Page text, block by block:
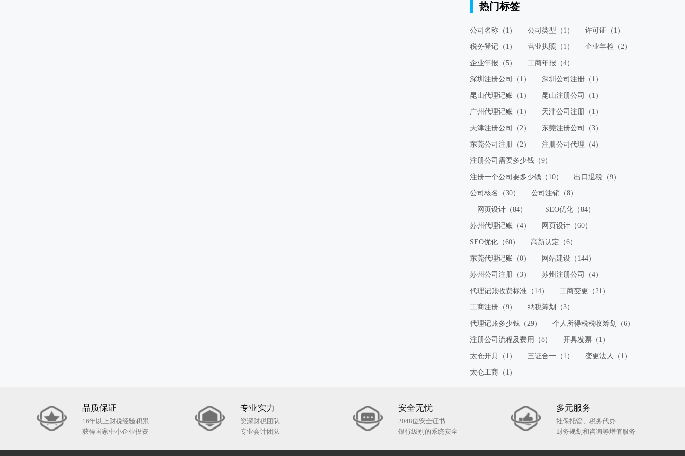
热门标签
公司名称（1） 公司类型（1） 许可证（1）
税务登记（1） 营业执照（1） 企业年检（2）
企业年报（5） 工商年报（4）
深圳注册公司（1） 深圳公司注册（1）
昆山代理记账（1） 昆山注册公司（1）
广州代理记账（1） 天津公司注册（1）
天津注册公司（2） 东莞注册公司（3）
东莞公司注册（2） 注册公司代理（4）
注册公司需要多少钱（9）
注册一个公司要多少钱（10） 出口退税（9）
公司核名（30） 公司注销（8）
网页设计（84） SEO优化（84）
苏州代理记账（4） 网页设计（60）
SEO优化（60） 高新认定（6）
东莞代理记账（0） 网站建设（144）
苏州公司注册（3） 苏州注册公司（4）
代理记账收费标准（14） 工商变更（21）
工商注册（9） 纳税筹划（3）
代理记账多少钱（29） 个人所得税税收筹划（6）
注册公司流程及费用（8） 开具发票（1）
太仓开具（1） 三证合一（1） 变更法人（1）
太仓工商（1）
品质保证
16年以上财税经验积累
获得国家中小企业投资
专业实力
资深财税团队
专业会计团队
安全无忧
2048位安全证书
银行级别的系统安全
多元服务
社保托管、税务代办
财务规划和咨询等增值服务